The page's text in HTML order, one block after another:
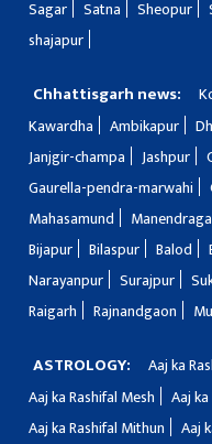
Sagar
Satna Sheopur
shajapur
Chhattisgarh news:
Kawardha
Ambikapur
Janjgir-champa
Jashpur
Gaurella-pendra-marwahi
Mahasamund
Bijapur
Bilaspur Balod
Narayanpur
Surajpur
Raigarh
Rajnandgaon
ASTROLOGY: Aaj ka
Aaj ka Rashifal Mesh
Aaj
Aaj ka Rashifal Mithun
Aaj